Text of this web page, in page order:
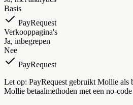
Basis
PayRequest
Verkooppagina's
Ja, inbegrepen
Nee
PayRequest
Let op: PayRequest gebruikt Mollie als
Mollie betaalmethoden met een no-